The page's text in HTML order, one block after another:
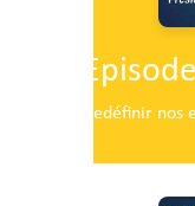
Redéfinir nos